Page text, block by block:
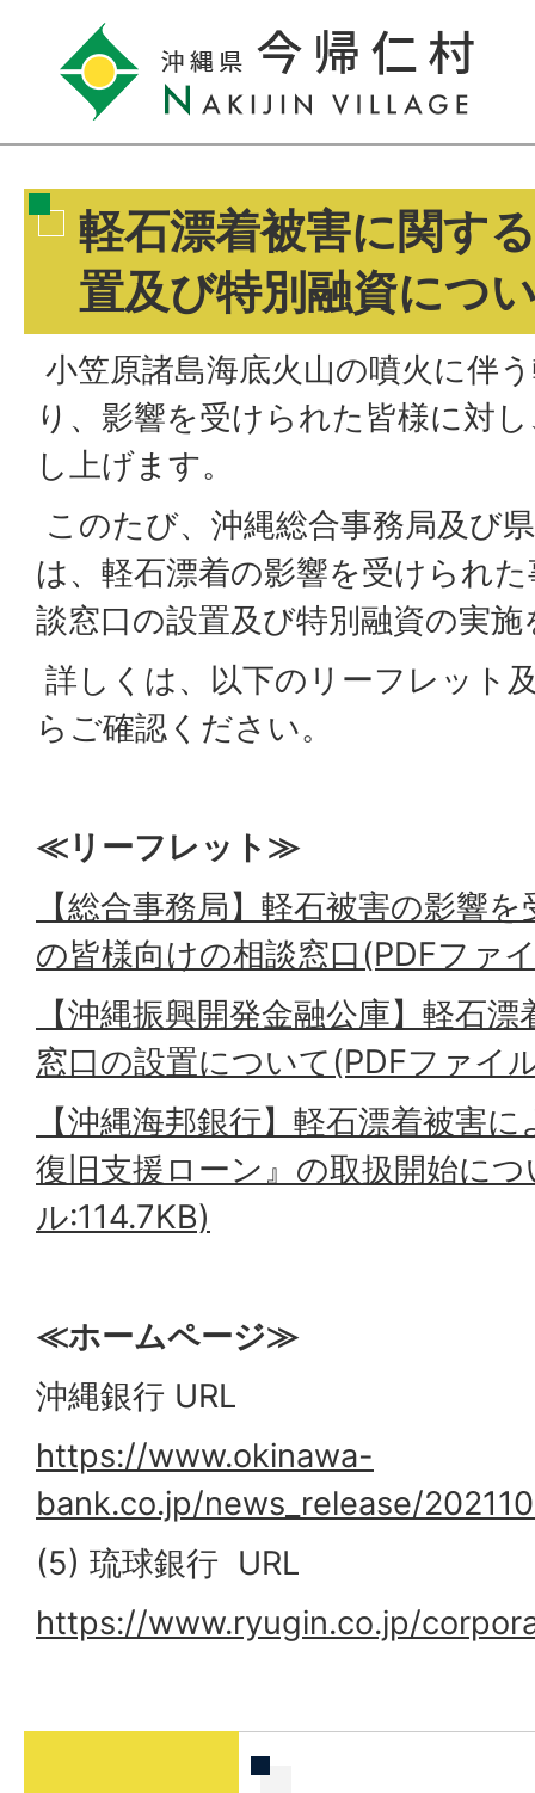
軽石漂着被害に関す
置及び特別融資につ
小笠原諸島海底火山の噴火に伴
り、影響を受けられた皆様に対
し上げます。
このたび、沖縄総合事務局及び
は、軽石漂着の影響を受けられ
談窓口の設置及び特別融資の実
詳しくは、以下のリーフレット
らご確認ください。
≪リーフレット≫
【総合事務局】軽石被害の影響
の皆様向けの相談窓口(PDFファ
【沖縄振興開発金融公庫】軽石
窓口の設置について(PDFファイ
【沖縄海邦銀行】軽石漂着被害
復旧支援ローン』の取扱開始に
ル:114.7KB)
≪ホームページ≫
沖縄銀行 URL
https://www.okinawa-
bank.co.jp/news_release/
(5) 琉球銀行 URL
https://www.ryugin.co.jp/